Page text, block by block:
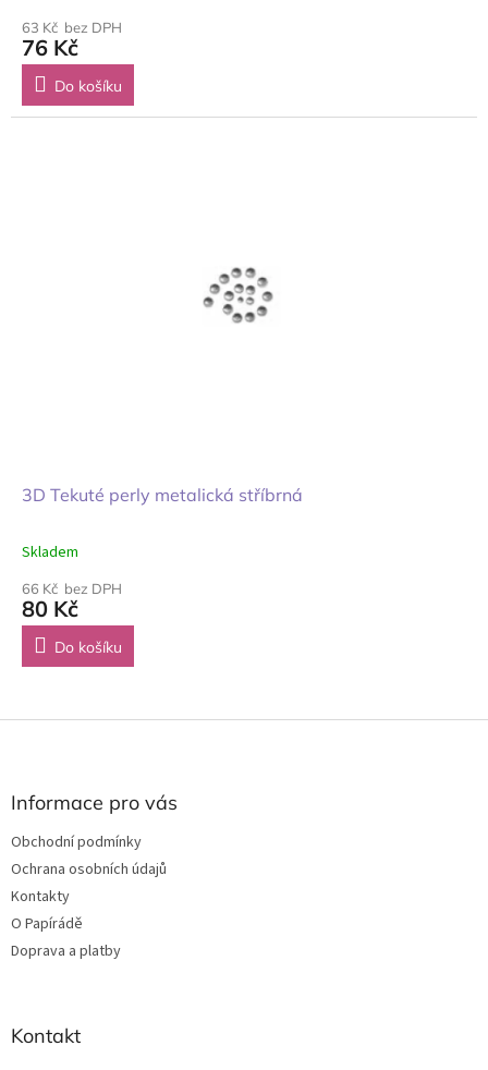
63 Kč bez DPH
76 Kč
Do košíku
3D Tekuté perly metalická stříbrná
Skladem
66 Kč bez DPH
80 Kč
Do košíku
Z
Informace pro vás
Obchodní podmínky
Ochrana osobních údajů
Kontakty
O Papírádě
Doprava a platby
Kontakt